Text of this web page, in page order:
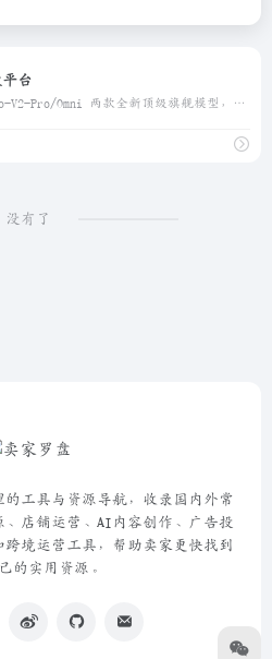
台
一次购买，畅用 MiMo-V2-Pro/Omni 两款全新顶级旗舰模型，更有 TTS 模型全档位套餐限时免费。诚邀全球用户释放 Xiaomi MiMo 大模型的强大生产力
没有了
工具与资源导航，收录国内外常
店铺运营、AI内容创作、广告投
境运营工具，帮助卖家更快找到
的实用资源。